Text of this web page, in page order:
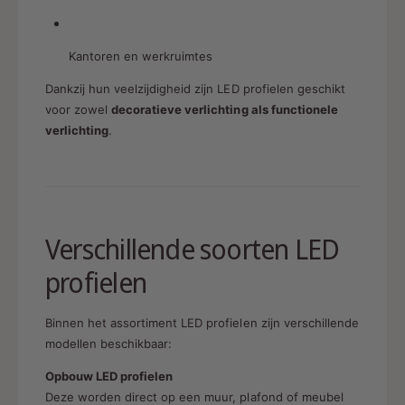
Kantoren en werkruimtes
Dankzij hun veelzijdigheid zijn LED profielen geschikt
voor zoweldecoratieve verlichting als functionele
verlichting.
Verschillende soorten LED
profielen
Binnen het assortiment LED profielen zijn verschillende
modellen beschikbaar:
Opbouw LED profielen
Deze worden direct op een muur, plafond of meubel